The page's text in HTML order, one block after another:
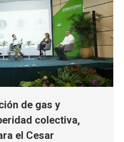
de gas y
colectiva,
el Cesar